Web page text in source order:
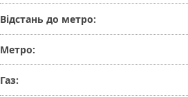
Відстань до метро:
Метро:
Газ: